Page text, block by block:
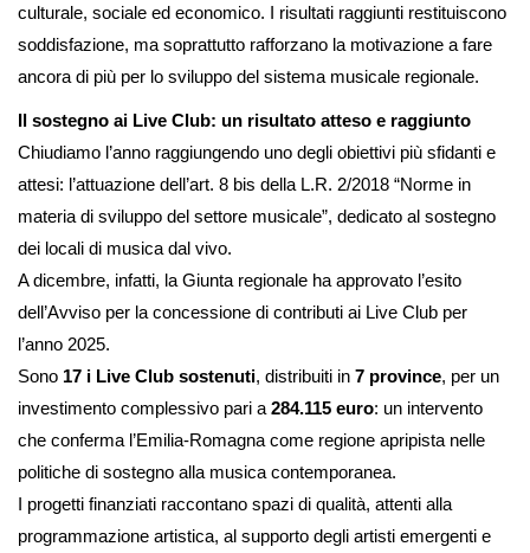
culturale, sociale ed economico. I risultati raggiunti restituiscono
soddisfazione, ma soprattutto rafforzano la motivazione a fare
ancora di più per lo sviluppo del sistema musicale regionale.
Il sostegno ai Live Club: un risultato atteso e raggiunto
Chiudiamo l’anno raggiungendo uno degli obiettivi più sfidanti e
attesi: l’attuazione dell’art. 8 bis della L.R. 2/2018 “Norme in
materia di sviluppo del settore musicale”, dedicato al sostegno
dei locali di musica dal vivo.
A dicembre, infatti, la Giunta regionale ha approvato l’esito
dell’Avviso per la concessione di contributi ai Live Club per
l’anno 2025.
Sono 17 i Live Club sostenuti, distribuiti in 7 province, per un
investimento complessivo pari a 284.115 euro: un intervento
che conferma l’Emilia-Romagna come regione apripista nelle
politiche di sostegno alla musica contemporanea.
I progetti finanziati raccontano spazi di qualità, attenti alla
programmazione artistica, al supporto degli artisti emergenti e